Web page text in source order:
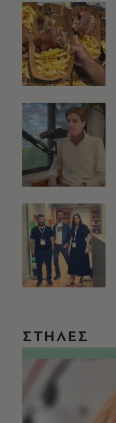
ΣΤΗΛΕΣ